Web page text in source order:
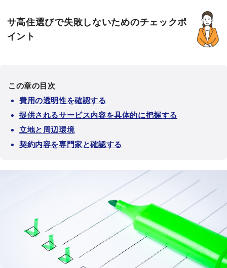
サ高住選びで失敗しないためのチェックポ
イント
この章の目次
費用の透明性を確認する
提供されるサービス内容を具体的に把握する
立地と周辺環境
契約内容を専門家と確認する